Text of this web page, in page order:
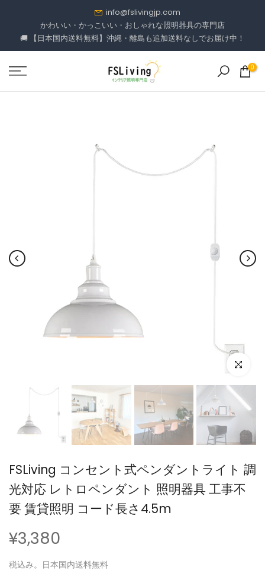
ン
ツ
進
info@fslivingjp.com
かわいい・かっこいい・おしゃれな照明器具の専門店
🚚 【日本国内送料無料】沖縄・離島も追加送料なしでお届け中！
0
FSLiving コンセント式ペンダントライト 調
光対応 レトロペンダント 照明器具 工事不
要 賃貸照明 コード長さ4.5m
¥3,380
税込み。日本国内送料無料